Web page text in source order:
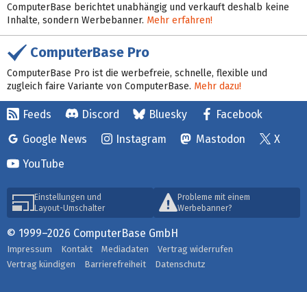
ComputerBase berichtet unabhängig und verkauft deshalb keine
Inhalte, sondern Werbebanner. Mehr erfahren!
ComputerBase Pro
ComputerBase Pro ist die werbefreie, schnelle, flexible und
zugleich faire Variante von ComputerBase. Mehr dazu!
Feeds Discord Bluesky
Facebook
Google News
Instagram Mastodon
X
YouTube
Einstellungen und
Layout-Umschalter
Probleme mit einem
Werbebanner?
© 1999–2026 ComputerBase GmbH
Impressum Kontakt Mediadaten
Vertrag widerrufen
Vertrag kündigen
Barrierefreiheit Datenschutz